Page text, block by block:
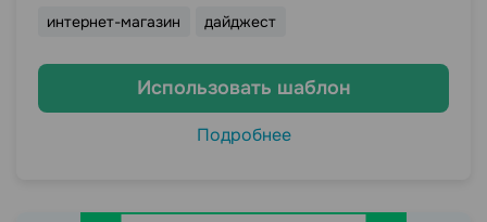
интернет-магазин дайджест
Использовать шаблон
Подробнее